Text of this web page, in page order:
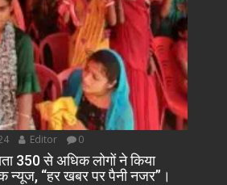
Editor 0
350 से अधिक लोगों ने किया
न्यूज, “हर खबर पर पैनी नजर”।